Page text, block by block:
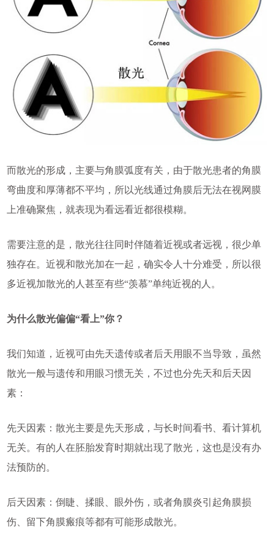
而散光的形成，主要与角膜弧度有关，由于散光患者的角膜
弯曲度和厚薄都不平均，所以光线通过角膜后无法在视网膜
上准确聚焦，就表现为看远看近都很模糊。
需要注意的是，散光往往同时伴随着近视或者远视，很少单
独存在。近视和散光加在一起，确实令人十分难受，所以很
多近视加散光的人甚至有些“羡慕”单纯近视的人。
为什么散光偏偏“看上”你？
我们知道，近视可由先天遗传或者后天用眼不当导致，虽然
散光一般与遗传和用眼习惯无关，不过也分先天和后天因
素：
先天因素：散光主要是先天形成，与长时间看书、看计算机
无关。有的人在胚胎发育时期就出现了散光，这也是没有办
法预防的。
后天因素：倒睫、揉眼、眼外伤，或者角膜炎引起角膜损
伤、留下角膜瘢痕等都有可能形成散光。